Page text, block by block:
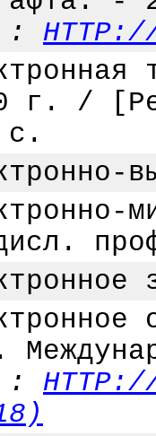
:
г. /
с.
: